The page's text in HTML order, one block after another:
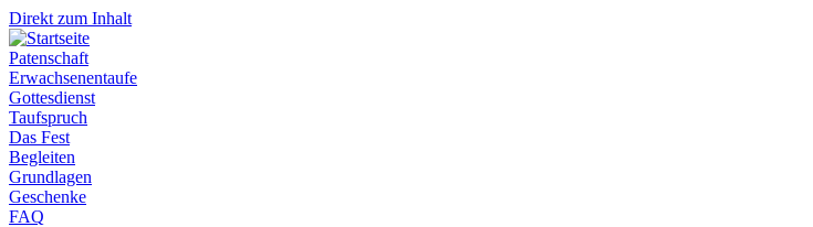
Direkt zum Inhalt
Patenschaft
Erwachsenentaufe
Gottesdienst
Taufspruch
Das Fest
Begleiten
Grundlagen
Geschenke
FAQ